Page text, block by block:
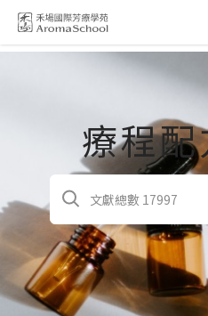
跳到主要內容
療程